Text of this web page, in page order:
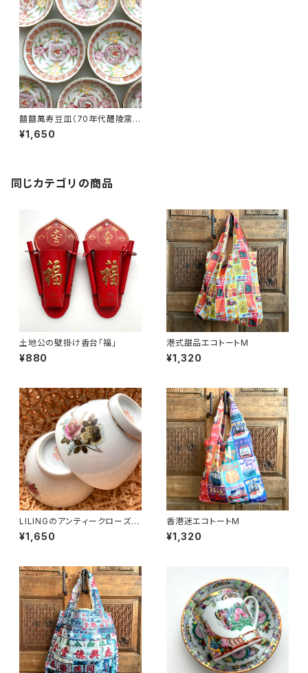
囍囍萬寿豆皿（70年代醴陵窯デ
ッドストック）
¥1,650
同じカテゴリの商品
土地公の壁掛け香台「福」
¥880
港式甜品エコトートM
¥1,320
LILINGのアンティークローズ飯
碗〜70年代醴陵窯
¥1,650
香港迷エコトートM
¥1,320